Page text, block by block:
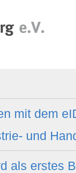
mit dem
und
als erstes